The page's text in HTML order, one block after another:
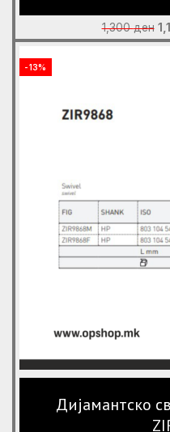
1,300ден
-13%
Дијамантско